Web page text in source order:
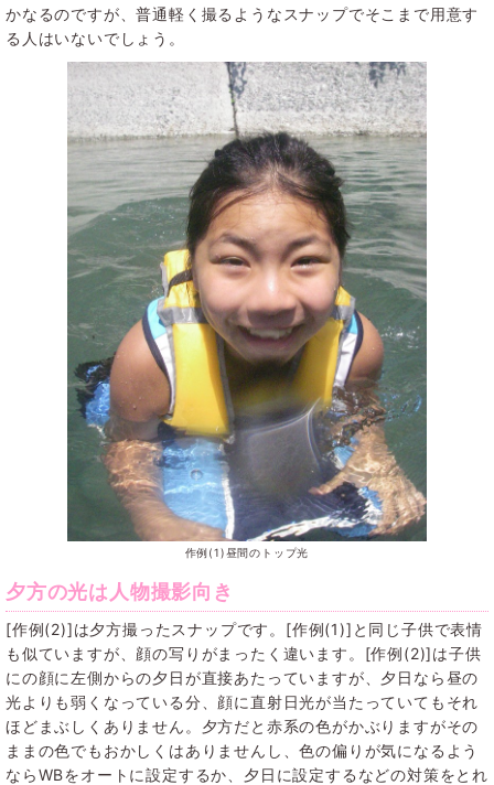
かなるのですが、普通軽く撮るようなスナップでそこまで用意す
る人はいないでしょう。
作例(1)昼間のトップ光
夕方の光は人物撮影向き
[作例(2)]は夕方撮ったスナップです。[作例(1)]と同じ子供で表情
も似ていますが、顔の写りがまったく違います。[作例(2)]は子供
にの顔に左側からの夕日が直接あたっていますが、夕日なら昼の
光よりも弱くなっている分、顔に直射日光が当たっていてもそれ
ほどまぶしくありません。夕方だと赤系の色がかぶりますがその
ままの色でもおかしくはありませんし、色の偏りが気になるよう
ならWBをオートに設定するか、夕日に設定するなどの対策をとれ